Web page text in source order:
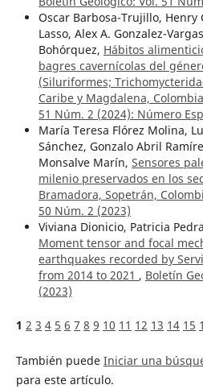
Oscar Barbosa-Trujillo, Henry
Lasso, Alex A. Gonzalez-
Bohórquez, Hábitos
bagres cavernícolas del
(Siluriformes;
Caribe y Magdalena, Colombia
51 Núm. 2 (2024): Número
María Teresa Flórez Molina,
Sánchez, Gonzalo Abril
Monsalve Marín, Sensores
milenio preservados en los
Bramadora, Sopetrán,
50 Núm. 2 (2023)
Viviana Dionicio, Patricia
Moment tensor and focal
earthquakes recorded by
from 2014 to 2021 , Boletín
(2023)
1 2 3 4 5 6 7 8 9 10 11 12 13 14 15
También puede Iniciar una
para este artículo.